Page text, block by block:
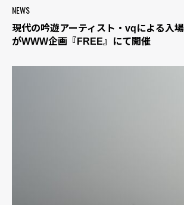
NEWS
現代の吟遊アーティスト・vqによる入
がWWW企画『FREE』にて開催